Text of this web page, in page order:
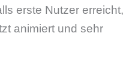
erste Nutzer erreicht,
animiert und sehr